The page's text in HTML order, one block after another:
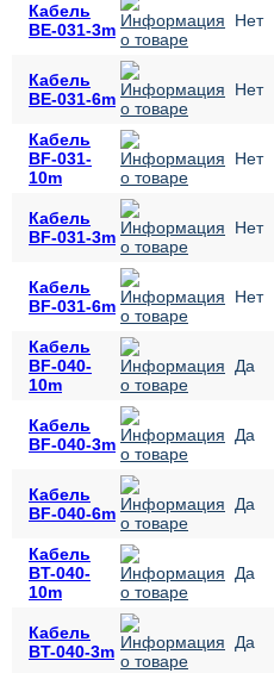
Кабель
BE-031-3m
Нет
Кабель
BE-031-6m
Нет
Кабель
BF-031-
10m
Нет
Кабель
BF-031-3m
Нет
Кабель
BF-031-6m
Нет
Кабель
BF-040-
10m
Да
Кабель
BF-040-3m
Да
Кабель
BF-040-6m
Да
Кабель
BT-040-
10m
Да
Кабель
BT-040-3m
Да